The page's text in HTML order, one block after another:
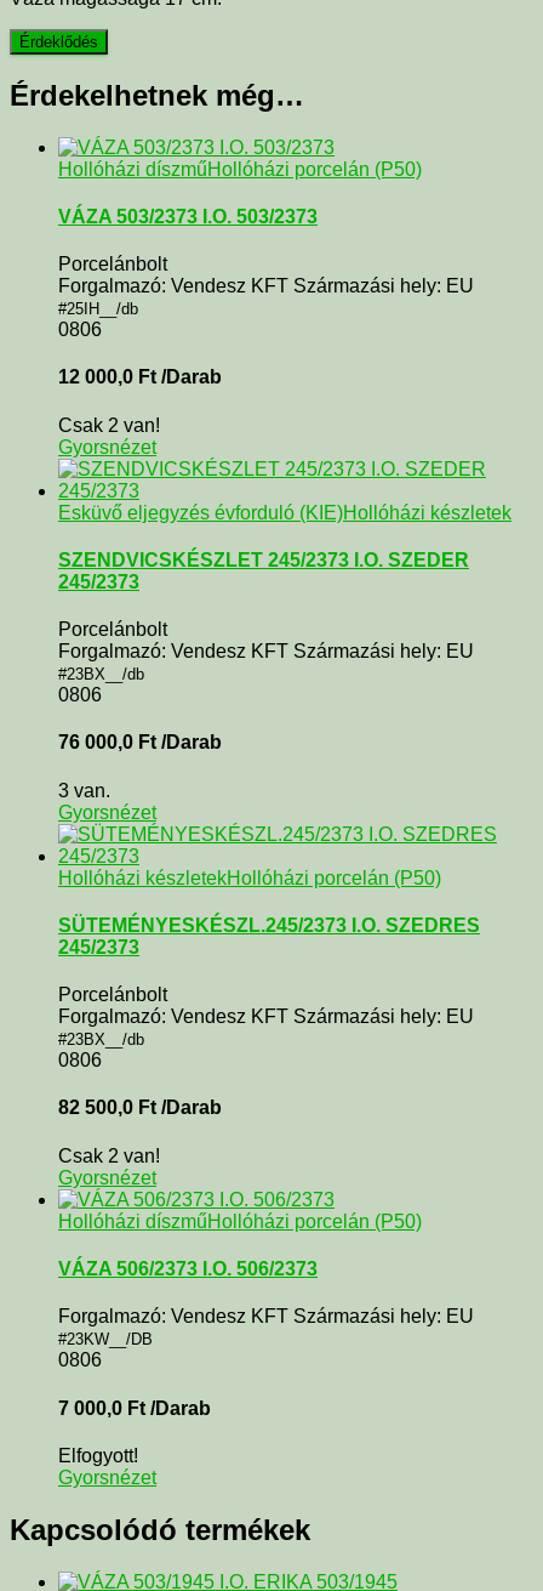
Érdekelhetnek még…
Hollóházi díszműHollóházi porcelán (P50)
VÁZA 503/2373 I.O. 503/2373
Porcelánbolt
Forgalmazó: Vendesz KFT Származási hely: EU
#25IH__/db
0806
12 000,0 Ft /Darab
Csak 2 van!
Gyorsnézet
Esküvő eljegyzés évforduló (KIE)Hollóházi készletek
SZENDVICSKÉSZLET 245/2373 I.O. SZEDER
245/2373
Porcelánbolt
Forgalmazó: Vendesz KFT Származási hely: EU
#23BX__/db
0806
76 000,0 Ft /Darab
3 van.
Gyorsnézet
Hollóházi készletekHollóházi porcelán (P50)
SÜTEMÉNYESKÉSZL.245/2373 I.O. SZEDRES
245/2373
Porcelánbolt
Forgalmazó: Vendesz KFT Származási hely: EU
#23BX__/db
0806
82 500,0 Ft /Darab
Csak 2 van!
Gyorsnézet
Hollóházi díszműHollóházi porcelán (P50)
VÁZA 506/2373 I.O. 506/2373
Forgalmazó: Vendesz KFT Származási hely: EU
#23KW__/DB
0806
7 000,0 Ft /Darab
Elfogyott!
Gyorsnézet
Kapcsolódó termékek